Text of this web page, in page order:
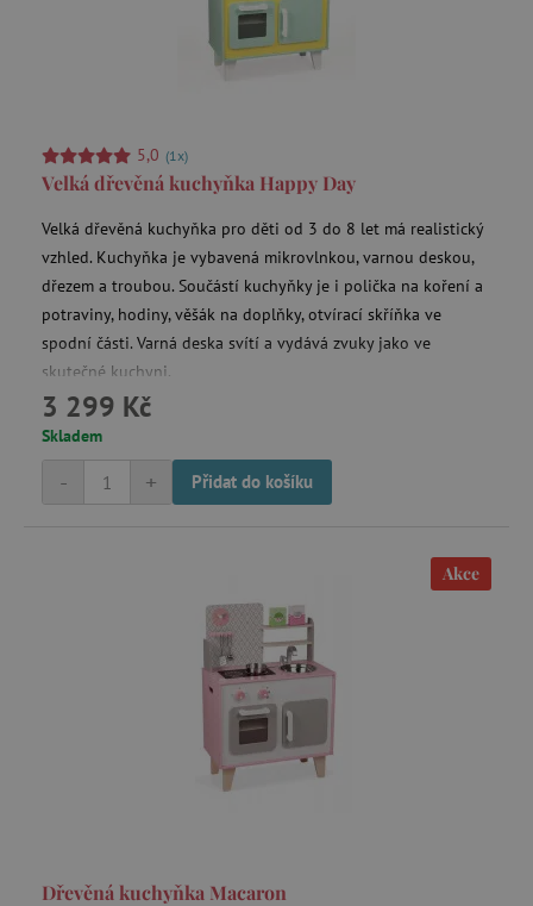
5,0 (1x)
Velká dřevěná kuchyňka Happy Day
Velká dřevěná kuchyňka pro děti od 3 do 8 let má realistický
vzhled. Kuchyňka je vybavená mikrovlnkou, varnou deskou,
dřezem a troubou. Součástí kuchyňky je i polička na koření a
potraviny, hodiny, věšák na doplňky, otvírací skříňka ve
spodní části. Varná deska svítí a vydává zvuky jako ve
skutečné kuchyni.
3 299 Kč
Skladem
+
- Přidat do košíku
Akce
Dřevěná kuchyňka Macaron